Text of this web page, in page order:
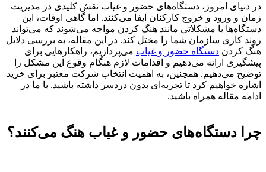
در دنیای امروز، دستگاه‌های حضور و غیاب نقش کلیدی در مدیریت
زمان و ورود و خروج کارکنان ایفا می‌کنند. اما گاهی اوقات، این
دستگاه‌ها با مشکلاتی مانند هنگ کردن مواجه می‌شوند که می‌تواند
روند کاری سازمان شما را مختل کند. در این مقاله، به بررسی دلایل
هنگ کردن دستگاه حضور و غیاب می‌پردازیم، راهکارهایی برای
پیشگیری ارائه می‌دهیم و اقدامات لازم هنگام وقوع این مشکل را
توضیح می‌دهیم. همچنین، به اهمیت انتخاب شرکت معتبر برای خرید
اشاره خواهیم کرد تا تجربه‌ای بدون دردسر داشته باشید. با ما در
ادامه مقاله همراه باشید.
چرا دستگاه‌های حضور و غیاب هنگ می‌کنند؟